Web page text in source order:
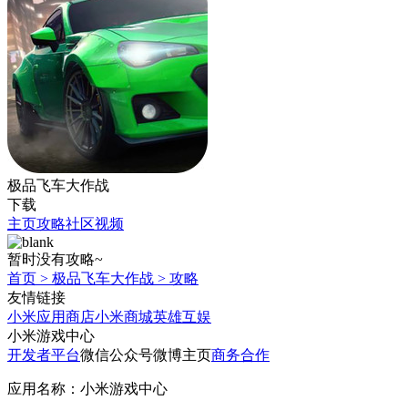
极品飞车大作战
下载
主页攻略社区视频
暂时没有攻略~
首页 > 极品飞车大作战 > 攻略
友情链接
小米应用商店小米商城英雄互娱
小米游戏中心
开发者平台微信公众号微博主页商务合作
应用名称：小米游戏中心